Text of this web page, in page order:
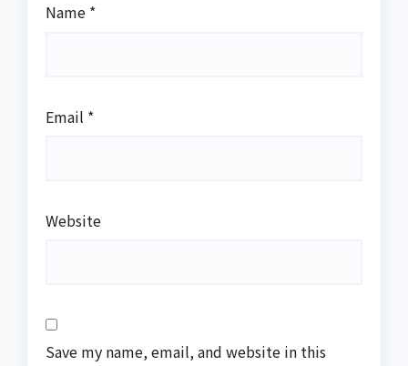
Name *
Email *
Website
Save my name, email, and website in this